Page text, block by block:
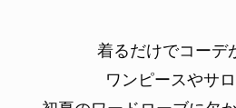
着るだけでコーデ
ワンピースやサ